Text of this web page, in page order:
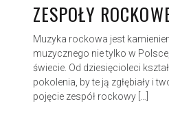
ZESPOŁY
Muzyka rockowa jest
muzycznego nie tylko w
świecie. Od dziesięcioleci
pokolenia, by te ją zgłębiały i
pojęcie zespół rockowy […]